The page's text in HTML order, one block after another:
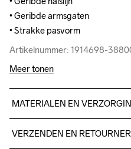
• Geribde armsgaten
• Strakke pasvorm
Artikelnummer: 1914698-
• Geribde armsgaten
• Strakke pasvorm
Artikelnummer: 1914698-
Meer tonen
MATERIALEN EN
90% Polyester-Recycled
VERZENDEN EN